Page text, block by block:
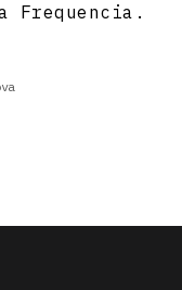
Frequencia.